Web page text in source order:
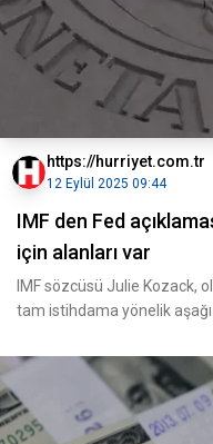
https://hurriyet.com.tr
12 Eylül 2025 09:44
IMF den Fed
için alanları var
IMF sözcüsü Julie Kozack,
tam istihdama yönelik